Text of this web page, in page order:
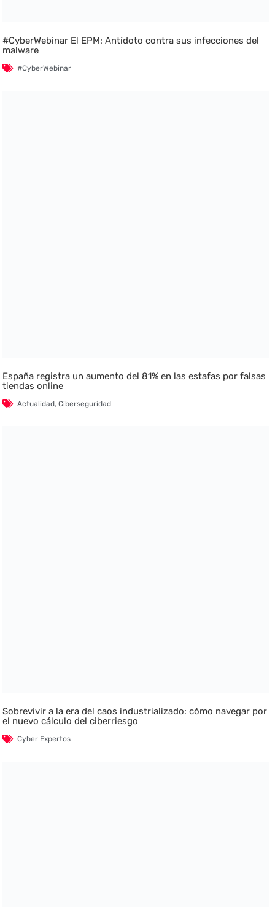
#CyberWebinar El EPM: Antídoto contra sus infecciones del
malware
#CyberWebinar
España registra un aumento del 81% en las estafas por falsas
tiendas online
Actualidad,Ciberseguridad
Sobrevivir a la era del caos industrializado: cómo navegar por
el nuevo cálculo del ciberriesgo
Cyber Expertos